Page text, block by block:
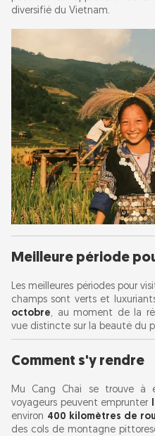
Parapente
Conseils de voyage
Notre avis
FAQ
diversifié du Vietnam.
Meilleure période
Les meilleures périodes pour
champs sont verts et
octobre, au moment de la
vue distincte sur la beauté du
Comment s'y rendre
Mu Cang Chai se trouve à
voyageurs peuvent emprunter
environ 400 kilomètres de
des cols de montagne